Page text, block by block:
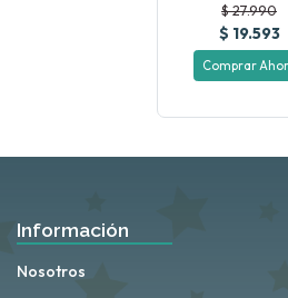
$ 27.990
$ 19.593
Comprar
Información
Nosotros